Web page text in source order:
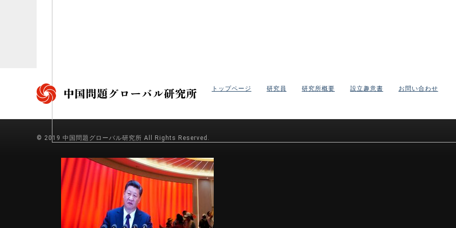
トップページ 研究員 研究所概要 設立趣意書 お問い合わせ
© 2019 中国問題グローバル研究所 All Rights Reserved.